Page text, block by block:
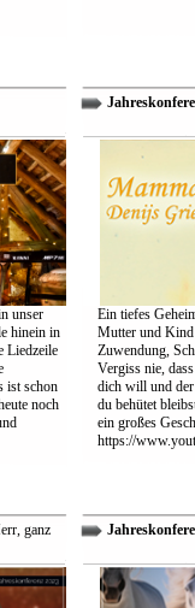
unser
hinein in
Liedzeile
ist schon
noch
Ein tiefes
Mutter und
Zuwendung,
Vergiss nie,
dich will und der
du behütet
ein großes
https://
ganz